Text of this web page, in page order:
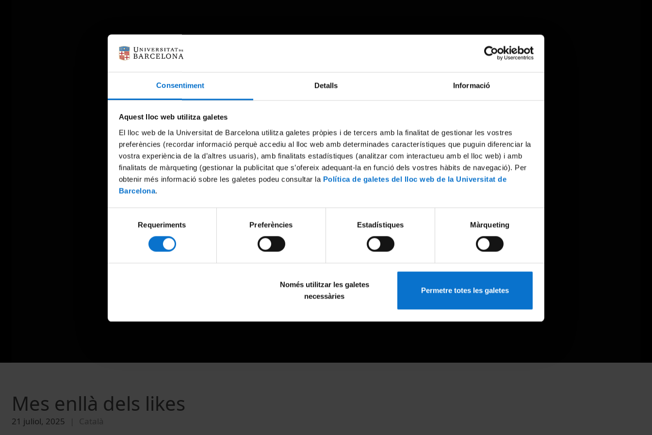
Consentiment Detalls Informació
Aquest lloc web utilitza galetes
El lloc web de la Universitat de Barcelona utilitza galetes pròpies i de tercers amb la finalitat de gestionar les vostres
preferències (recordar informació perquè accediu al lloc web amb determinades característiques que puguin diferenciar la
vostra experiència de la d’altres usuaris), amb finalitats estadístiques (analitzar com interactueu amb el lloc web) i amb
finalitats de màrqueting (gestionar la publicitat que s’ofereix adequant-la en funció dels vostres hàbits de navegació). Per
obtenir més informació sobre les galetes podeu consultar la Política de galetes del lloc web de la Universitat de
Barcelona.
consentiment
Requeriments Preferències Estadístiques Màrqueting
Només utilitzar les galetes
necessàries
Permetre totes les galetes
Something went wrong
An error occurred, please try again later.
Try again
Mes enllà dels likes
21 juliol, 2025 Català